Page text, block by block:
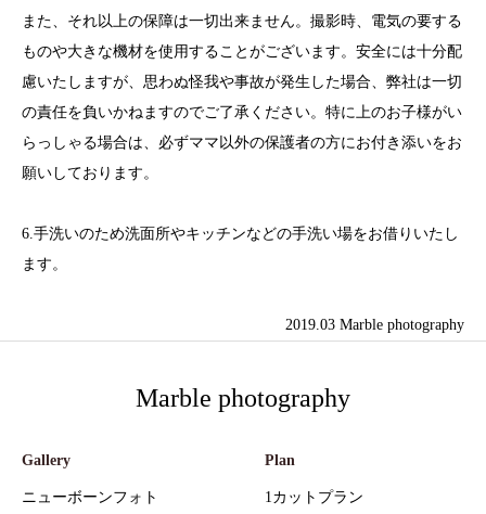
また、それ以上の保障は一切出来ません。撮影時、電気の要する
ものや大きな機材を使用することがございます。安全には十分配
慮いたしますが、思わぬ怪我や事故が発生した場合、弊社は一切
の責任を負いかねますのでご了承ください。特に上のお子様がい
らっしゃる場合は、必ずママ以外の保護者の方にお付き添いをお
願いしております。
6.手洗いのため洗面所やキッチンなどの手洗い場をお借りいたし
ます。
2019.03 Marble photography
Marble photography
Gallery
ニューボーンフォト
Plan
1カットプラン